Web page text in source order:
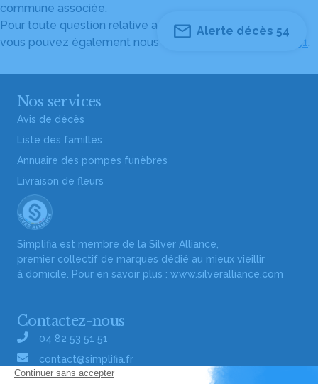
commune associée.
Pour toute question relative au fonctionnement du site,
vous pouvez également nous contacter au
04 82 53 51 51.
Alerte décès 54
Nos services
Avis de décès
Liste des familles
Annuaire des pompes funèbres
Livraison de fleurs
Simplifia est membre de la Silver Alliance,
premier collectif de marques dédié au mieux vieillir
à domicile. Pour en savoir plus : www.silveralliance.com
Contactez-nous
04 82 53 51 51
contact@simplifia.fr